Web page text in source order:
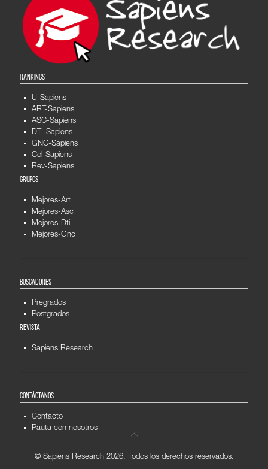
RANKINGS
U-Sapiens
ART-Sapiens
ASC-Sapiens
DTI-Sapiens
GNC-Sapiens
Col-Sapiens
Rev-Sapiens
GRUPOS
Mejores-Art
Mejores-Asc
Mejores-Dti
Mejores-Gnc
BUSCADORES
Pregrados
Postgrados
REVISTA
Sapiens Research
CONTÁCTANOS
Contacto
Pauta con nosotros
© Sapiens Research 2026. Todos los derechos reservados.